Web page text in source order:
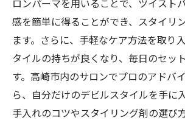
ロンパーマを用いることで、ツイスト
感を簡単に得ることができ、スタイリ
ます。さらに、手軽なケア方法を取り
タイルの持ちが良くなり、毎日のセッ
す。高崎市内のサロンでプロのアドバ
ら、自分だけのデビルスタイルを手に
手入れのコツやスタイリング剤の選び